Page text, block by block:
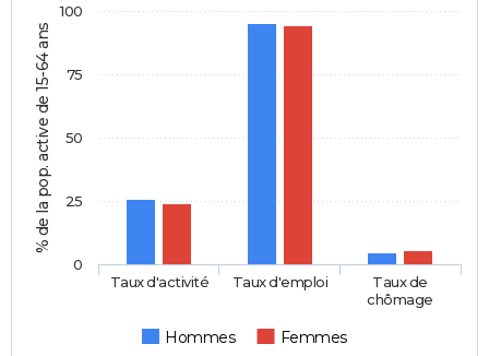
% de la pop. active de 15-64 ans
Hommes Femmes
Taux d'activité Taux d'emploi
Taux de
chômage
0
25
50
75
100